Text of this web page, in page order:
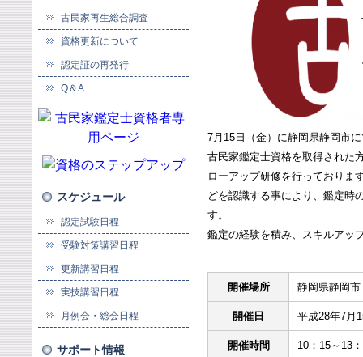
古民家再生総合調査
資格更新について
認定証の再発行
Q＆A
スケジュール
認定試験日程
受験対策講習日程
更新講習日程
実技講習日程
月例会・総会日程
サポート情報
7月15日（金）に静岡県静岡市
古民家鑑定士資格を取得された
ローアップ研修を行っておりま
どを認識する事により、鑑定時
す。
鑑定の経験を積み、スキルアッ
開催場所 静岡県静岡市
開催日 平成28年7月
開催時間 10：15～13